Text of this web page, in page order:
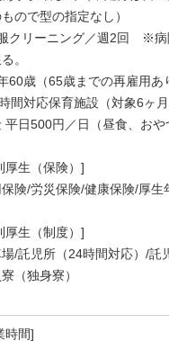
ので型の指定なし）
クリーニング／週2回 ※病
。
60歳（65歳までの再雇用あ
間対応保育施設（対象6ヶ
平日500円／日（昼食、おや
厚生（保険）]
保険/労災保険/健康保険/厚生
厚生（制度）]
/託児所（24時間対応）/託
（独身寮）
時間]